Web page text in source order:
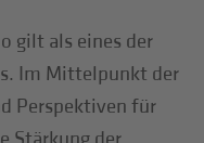
gilt als eines der
Im Mittelpunkt der
Perspektiven für